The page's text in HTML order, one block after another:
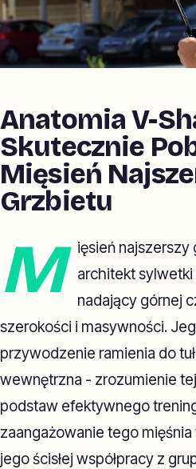
Anatomia V-
Skutecznie
Mięsień
Grzbietu
M
ięsień najszerszy
architekt sylwetki
nadający górnej
szerokości i masywności.
przywodzenie ramienia do
wewnętrzna - zrozumienie
podstaw efektywnego
zaangażowanie tego
jego ścisłej współpracy z